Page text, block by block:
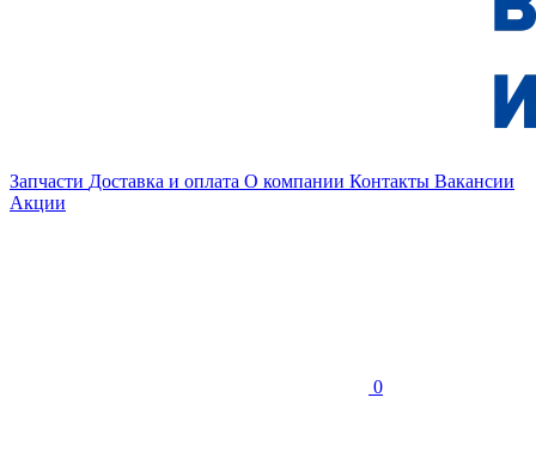
Запчасти Доставка и оплата О компании Контакты Вакансии
Акции
0